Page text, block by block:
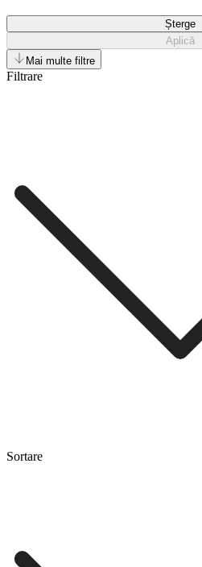
Șterge
Aplică
Mai multe filtre
Filtrare
Sortare